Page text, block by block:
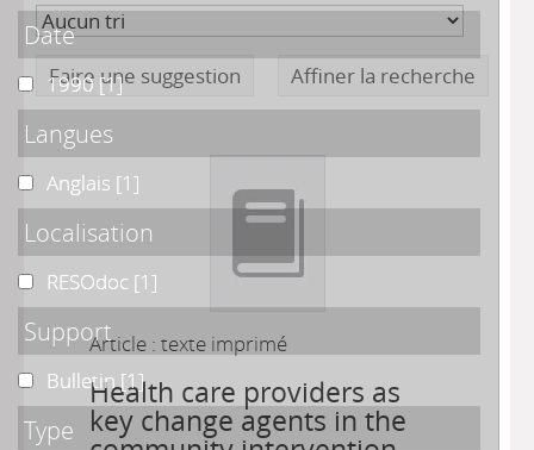
Faire une suggestion Affiner la recherche
Article : texte imprimé
Health care providers as
key change agents in the
Date
19901990 [1]
Langues
Anglais
Anglais [1]
Localisation
RESOdoc
RESOdoc [1]
Support
Bulletin
Bulletin[1]
Type